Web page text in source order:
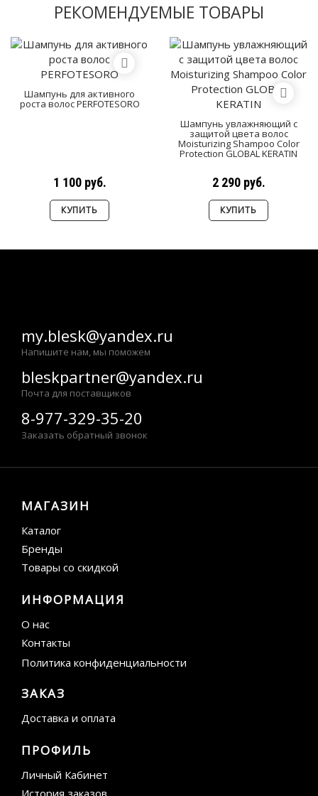
РЕКОМЕНДУЕМЫЕ ТОВАРЫ
Шампунь для активного
роста волос PERFOTESORO
1 100 руб.
КУПИТЬ
Шампунь увлажняющий с
защитой цвета волос
Moisturizing Shampoo Color
Protection GLOBAL KERATIN
2 290 руб.
КУПИТЬ
my.blesk@yandex.ru
Напишите нам, мы поможем
bleskpartner@yandex.ru
Почта для поставщиков
8-977-329-35-20
Заказать обратный звонок
МАГАЗИН
Каталог
Бренды
Товары со скидкой
ИНФОРМАЦИЯ
О нас
Контакты
Политика конфиденциальности
ЗАКАЗ
Доставка и оплата
ПРОФИЛЬ
Личный Кабинет
История заказов